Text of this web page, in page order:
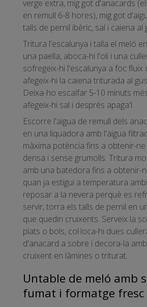
verge extra, mig got d'anacards
en remull 6-8 hores), mig got
talls de pernil ibèric, sal i caiena al
Tritura l'escalunya i talla el meló
una paella, aboca-hi l'oli i una
sofregeix-hi l'escalunya a foc fluix
afegeix-hi la caiena triturada al
Deixa-ho escalfar 5-10 minuts
afegeix-hi sal i després apaga'l.
Escorre l'aigua de remull dels
en una liquadora amb l'aigua
màxima potència fins a obtenir-
densa i sense grumolls. Tritura
amb una batedora fins a obtenir-
quan ja estigui a temperatura
reposar a la nevera perquè es
servir, torra els talls de pernil en
que quedin cruixents. Serveix la
plats o bols, col·loca-hi dues
d'anacard a sobre i decora-la
cruixent en làmines o triturat.
Untable de meló amb
fumat i formatge fresc